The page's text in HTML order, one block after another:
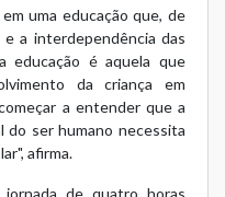
uma educação que, de
a interdependência das
educação é aquela que
da criança em
a entender que a
do ser humano necessita
afirma.